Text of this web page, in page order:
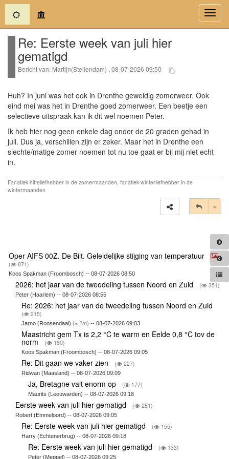
(current)
Re: Eerste week van juli hier
gematigd
Bericht van: Martijn(Stellendam) , 08-07-2026 09:50
Huh? In juni was het ook in Drenthe geweldig zomerweer. Ook
eind mei was het in Drenthe goed zomerweer. Een beetje een
selectieve uitspraak kan ik dit wel noemen Peter.
Ik heb hier nog geen enkele dag onder de 20 graden gehad in
juli. Dus ja, verschillen zijn er zeker. Maar het in Drenthe een
slechte/matige zomer noemen tot nu toe gaat er bij mij niet echt
in.
Fanatiek hitteliefhebber in de zomermaanden, fanatiek winterliefhebber in de
wintermaanden
Oper AIFS 00Z. De Bilt. Geleidelijke stijging van temperatuur
( 871)
Koos Spakman (Froombosch) -- 08-07-2026 08:50
2026: het jaar van de tweedeling tussen Noord en Zuid ( 351)
Peter (Haarlem) -- 08-07-2026 08:55
Re: 2026: het jaar van de tweedeling tussen Noord en Zuid
( 215)
Jarno (Roosendaal)( 2m) -- 08-07-2026 09:03
Maastricht gem Tx is 2,2 °C te warm en Eelde 0,8 °C tov de
norm ( 180)
Koos Spakman (Froombosch) -- 08-07-2026 09:05
Re: Dit gaan we vaker zien ( 227)
Ridwan (Maasland) -- 08-07-2026 09:09
Ja, Bretagne valt enorm op ( 177)
Maurits (Leeuwarden) -- 08-07-2026 09:18
Eerste week van juli hier gematigd ( 281)
Robert (Emmeloord) -- 08-07-2026 09:05
Re: Eerste week van juli hier gematigd ( 155)
Harry (Echtenerbrug) -- 08-07-2026 09:18
Re: Eerste week van juli hier gematigd ( 133)
Peter (Meppel) -- 08-07-2026 09:25